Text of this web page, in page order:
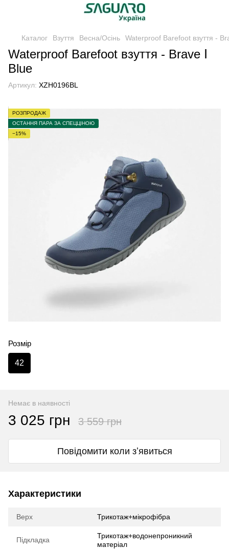
Каталог Взуття Весна/Осінь Waterproof Barefoot взуття -
Waterproof Barefoot взуття - Brave Ⅰ
Blue
Артикул: XZH0196BL
РОЗПРОДАЖ
ОСТАННЯ ПАРА ЗА СПЕЦЦІНОЮ
−15%
Розмір
42
Немає в наявності
3 025 грн 3 559 грн
Повідомити коли зʼявиться
Характеристики
Верх Трикотаж+мікрофібра
Підкладка
Трикотаж+водонепроникний
матеріал